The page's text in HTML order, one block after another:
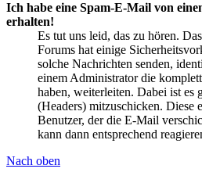
Ich habe eine Spam-E-Mail von
erhalten!
Es tut uns leid, das zu hören.
Forums hat einige
solche Nachrichten senden,
einem Administrator die
haben, weiterleiten. Dabei ist
(Headers) mitzuschicken. Diese
Benutzer, der die E-Mail
kann dann entsprechend
Nach oben